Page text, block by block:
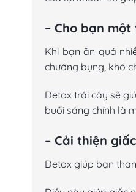
– Cho bạn
Khi bạn ăn quá
chướng bụng, khó
Detox trái cây sẽ
buổi sáng chính là
– Cải thiện
Detox giúp bạn